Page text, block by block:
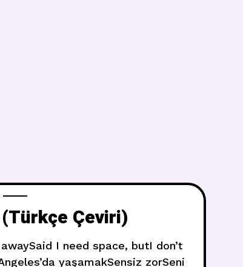
Çeviri)
I need space, butI don’t
yaşamakSensiz zorSeni